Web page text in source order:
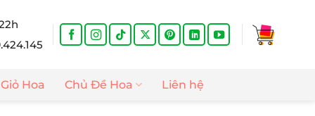
Giỏ Hoa Chủ Đề Hoa Liên hệ